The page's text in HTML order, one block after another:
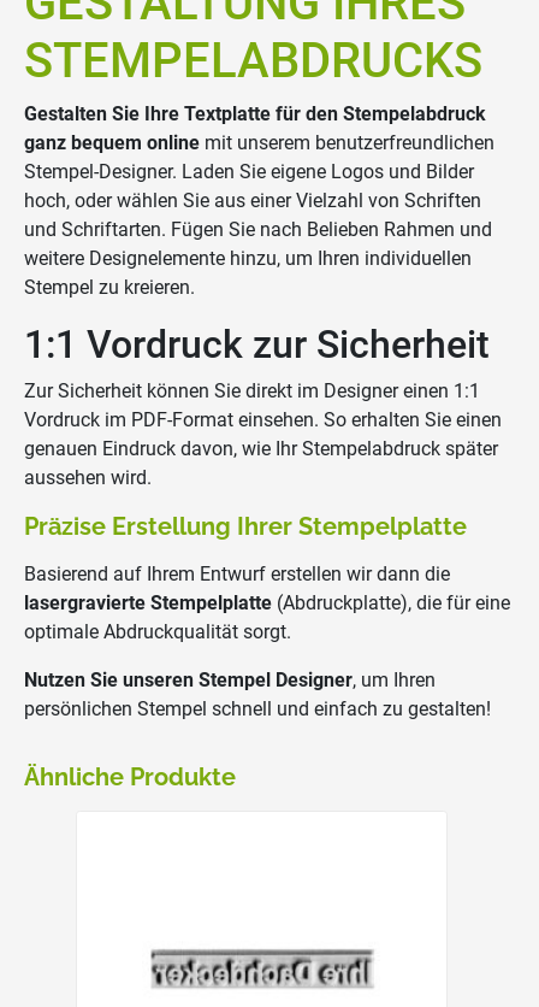
STEMPELABDRUCKS
Gestalten Sie Ihre Textplatte für den Stempelabdruck
ganz bequem online mit unserem benutzerfreundlichen
Stempel-Designer. Laden Sie eigene Logos und Bilder
hoch, oder wählen Sie aus einer Vielzahl von Schriften
und Schriftarten. Fügen Sie nach Belieben Rahmen und
weitere Designelemente hinzu, um Ihren individuellen
Stempel zu kreieren.
1:1 Vordruck zur Sicherheit
Zur Sicherheit können Sie direkt im Designer einen 1:1
Vordruck im PDF-Format einsehen. So erhalten Sie einen
genauen Eindruck davon, wie Ihr Stempelabdruck später
aussehen wird.
Präzise Erstellung Ihrer Stempelplatte
Basierend auf Ihrem Entwurf erstellen wir dann die
lasergravierte Stempelplatte (Abdruckplatte), die für eine
optimale Abdruckqualität sorgt.
Nutzen Sie unseren Stempel Designer, um Ihren
persönlichen Stempel schnell und einfach zu gestalten!
Ähnliche Produkte